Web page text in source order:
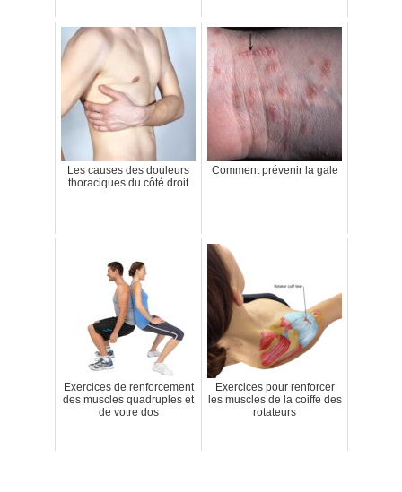
Les causes des douleurs
thoraciques du côté droit
Comment prévenir la gale
Exercices de renforcement
des muscles quadruples et
de votre dos
Exercices pour renforcer
les muscles de la coiffe des
rotateurs